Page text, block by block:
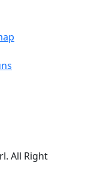
All Right